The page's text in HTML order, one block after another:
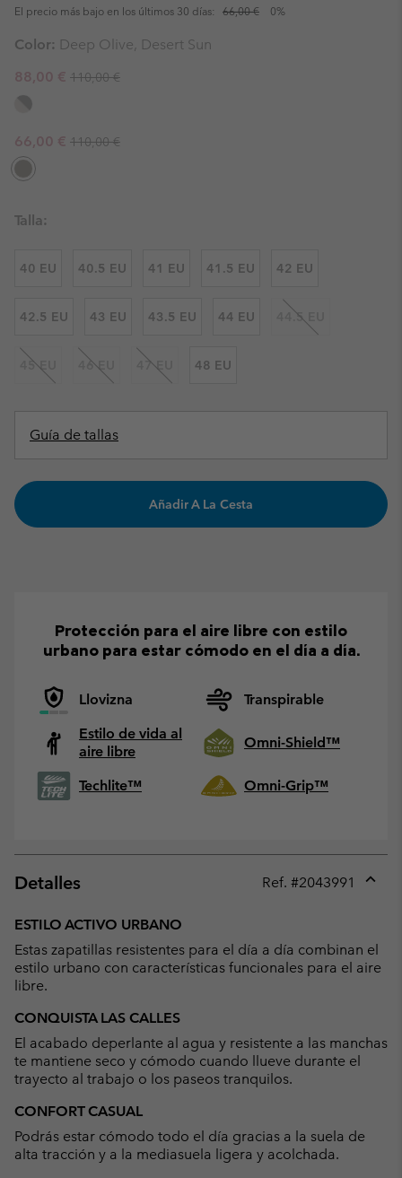
El precio más bajo en los últimos 30 días: 66,00 € 0%
Color: Deep Olive, Desert Sun
Sale price:
88,00 € Regular price:
110,00 €
Sale price:
66,00 € Regular price:
110,00 €
Talla:
40 EU 40.5 EU 41 EU 41.5 EU 42 EU
42.5 EU 43 EU 43.5 EU 44 EU 44.5 EU
45 EU 46 EU 47 EU 48 EU
Guía de tallas
Añadir A La Cesta
Protección para el aire libre con estilo
urbano para estar cómodo en el día a día.
Llovizna
Transpirable
Estilo de vida al
aire libre
Omni-Shield™
Techlite™ Omni-Grip™
Detalles Ref. #2043991
ESTILO ACTIVO URBANO
Estas zapatillas resistentes para el día a día combinan el
estilo urbano con características funcionales para el aire
libre.
CONQUISTA LAS CALLES
El acabado deperlante al agua y resistente a las manchas
te mantiene seco y cómodo cuando llueve durante el
trayecto al trabajo o los paseos tranquilos.
CONFORT CASUAL
Podrás estar cómodo todo el día gracias a la suela de
alta tracción y a la mediasuela ligera y acolchada.